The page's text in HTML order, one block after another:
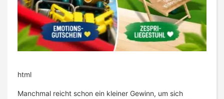
html
Manchmal reicht schon ein kleiner Gewinn, um sich